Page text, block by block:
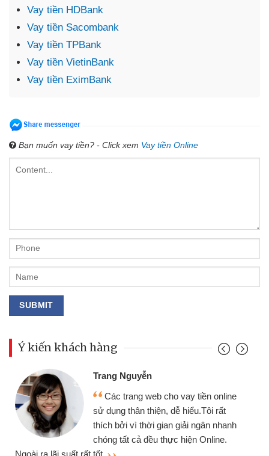
Vay tiền HDBank
Vay tiền Sacombank
Vay tiền TPBank
Vay tiền VietinBank
Vay tiền EximBank
Bạn muốn vay tiền? - Click xem Vay tiền Online
Ý kiến khách hàng
online
rất
nhanh
Đoàn Hữu Cảnh
Mình cần tiền gấp nên định
chiếc xe wave nhưng thật may đã
gói vay tiền bằng CMND online
cần gặp mặt nên rất tiện lợi, sẽ giới
thiệu cho bạn bè biết